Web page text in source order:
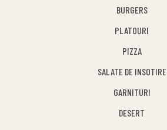
BURGERS
PLATOURI
PIZZA
SALATE DE INSOTIRE
GARNITURI
DESERT